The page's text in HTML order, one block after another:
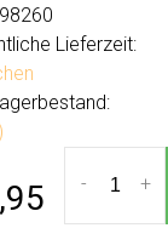
Lieferzeit:
+
-